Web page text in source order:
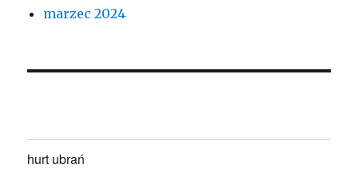
marzec 2024
hurt ubrań